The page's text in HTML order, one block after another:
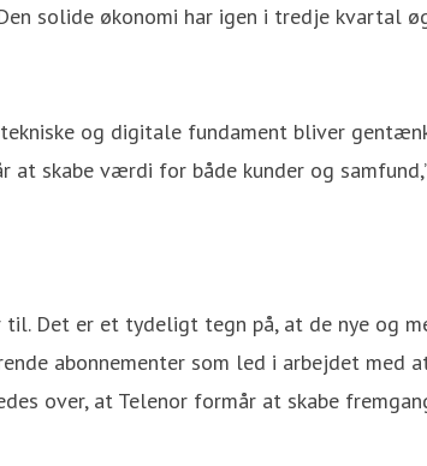
solide økonomi har igen i tredje kvartal
og digitale fundament bliver
skabe værdi for både kunder og samfund,”
Det er et tydeligt tegn på, at de nye og
abonnementer som led i arbejdet med
over, at Telenor formår at skabe